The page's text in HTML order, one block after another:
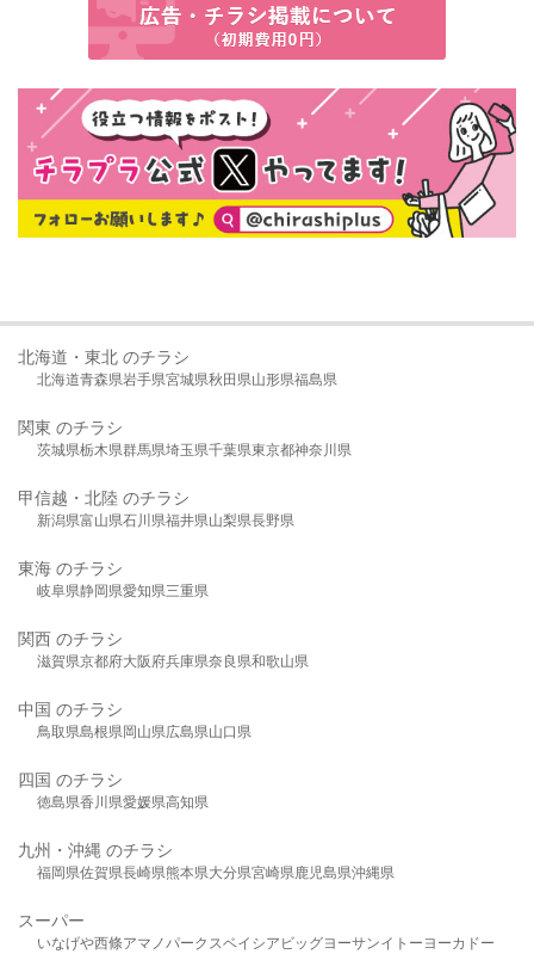
北海道・東北 のチラシ
北海道青森県岩手県宮城県秋田県山形県福島県
関東 のチラシ
茨城県栃木県群馬県埼玉県千葉県東京都神奈川県
甲信越・北陸 のチラシ
新潟県富山県石川県福井県山梨県長野県
東海 のチラシ
岐阜県静岡県愛知県三重県
関西 のチラシ
滋賀県京都府大阪府兵庫県奈良県和歌山県
中国 のチラシ
鳥取県島根県岡山県広島県山口県
四国 のチラシ
徳島県香川県愛媛県高知県
九州・沖縄 のチラシ
福岡県佐賀県長崎県熊本県大分県宮崎県鹿児島県沖縄県
スーパー
いなげや西條アマノパークスベイシア ビッグヨーサンイトーヨーカドー